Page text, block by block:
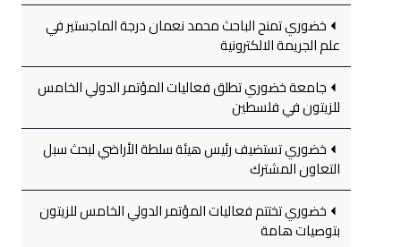
خضوري تمنح الباحث محمد نعمان درجة الماجستير في
علم الجريمة الالكترونية
جامعة خضوري تطلق فعاليات المؤتمر الدولي الخامس
للزيتون في فلسطين
خضوري تستضيف رئيس هيئة سلطة الأراضي لبحث سبل
التعاون المشترك
خضوري تختتم فعاليات المؤتمر الدولي الخامس للزيتون
بتوصيات هامة